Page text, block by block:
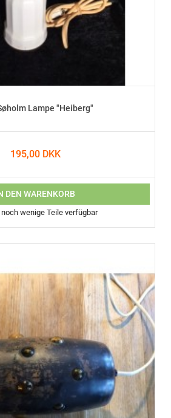
Lampe "Heiberg"
195,00 DKK
DEN WARENKORB
noch wenige Teile verfügbar